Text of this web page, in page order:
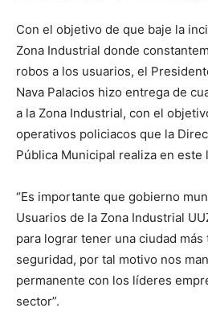
Con el objetivo de que baje la
Zona Industrial donde
robos a los usuarios, el
Nava Palacios hizo entrega de
a la Zona Industrial, con el
operativos policiacos que la
Pública Municipal realiza en este
“Es importante que gobierno
Usuarios de la Zona Industrial
para lograr tener una ciudad
seguridad, por tal motivo nos
permanente con los líderes
sector”.